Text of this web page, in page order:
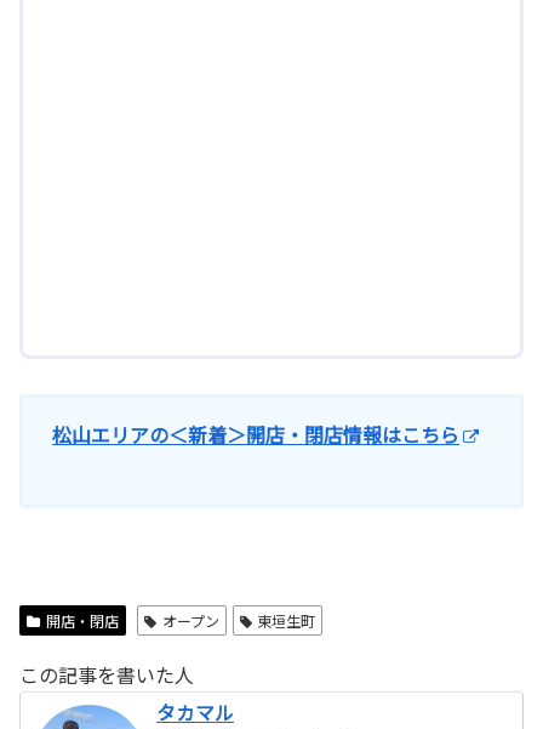
松山エリアの＜新着＞開店・閉店情報はこちら
開店・閉店 オープン 東垣生町
この記事を書いた人
タカマル